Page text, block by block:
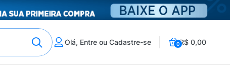
Olá, Entre ou Cadastre-se 0R$ 0,00